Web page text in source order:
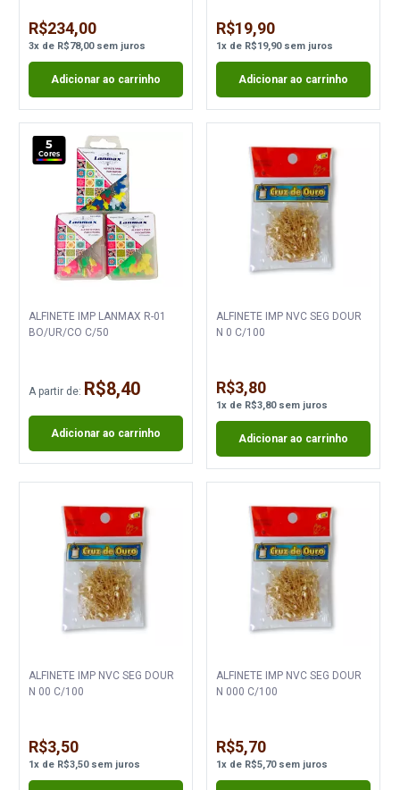
R$234,00
3x de R$78,00sem juros
Adicionar ao carrinho
R$19,90
1xde R$19,90sem juros
Adicionar ao carrinho
5
Cores
ALFINETE IMP LANMAX R-01
BO/UR/CO C/50
A partir de: R$8,40
Adicionar ao carrinho
ALFINETE IMP NVC SEG DOUR
N 0 C/100
R$3,80
1xde R$3,80sem juros
Adicionar ao carrinho
ALFINETE IMP NVC SEG DOUR
N 00 C/100
R$3,50
1x de R$3,50sem juros
ALFINETE IMP NVC SEG DOUR
N 000 C/100
R$5,70
1xde R$5,70sem juros